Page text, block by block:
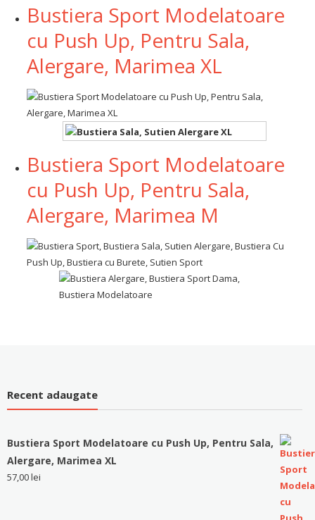
Bustiera Sport Modelatoare
cu Push Up, Pentru Sala,
Alergare, Marimea XL
Bustiera Sport Modelatoare
cu Push Up, Pentru Sala,
Alergare, Marimea M
Recent adaugate
Bustiera Sport Modelatoare cu Push Up, Pentru Sala,
Alergare, Marimea XL
57,00lei